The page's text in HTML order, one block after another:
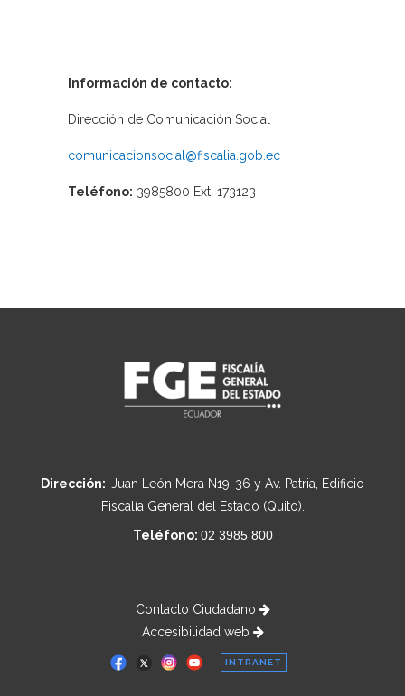
Información de contacto:
Dirección de Comunicación Social
comunicacionsocial@fiscalia.gob.ec
Teléfono: 3985800 Ext. 173123
Dirección: Juan León Mera N19-36 y Av. Patria, Edificio
Fiscalía General del Estado (Quito).
Teléfono: 02 3985 800
Contacto Ciudadano
Accesibilidad web
INTRANET